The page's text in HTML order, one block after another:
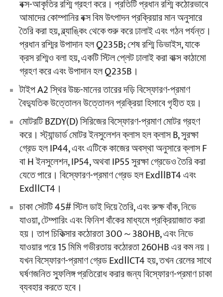
বক্স-আকৃতির রশ্মি গ্রহণ করে। প্রতিটি প্রধান রশ্মি কঠোরভাবে
আমাদের কোম্পানির বক্স বিম উৎপাদন প্রক্রিয়ার মান অনুসারে
তৈরি করা হয়, ব্ল্যাঙ্কিং থেকে শুরু করে ঢালাই এবং গঠন পর্যন্ত।
প্রধান রশ্মির উপাদান হল Q235B; শেষ রশ্মি ডিভাইস, যাকে
ক্রস রশ্মিও বলা হয়, একটি স্টিল প্লেট ঢালাই করা বাক্স কাঠামো
গ্রহণ করে এবং উপাদান হল Q235B।
টাইপ A2 স্থির উচ্চ-মানের তারের দড়ি বিস্ফোরণ-প্রমাণ
বৈদ্যুতিক উত্তোলন উত্তোলন প্রক্রিয়া হিসাবে গৃহীত হয়।
মোটরটি BZDY(D) সিরিজের বিস্ফোরণ-প্রমাণ মোটর গ্রহণ
করে। স্ট্যান্ডার্ড মোটর ইনসুলেশন ক্লাস হল ক্লাস B, সুরক্ষা
গ্রেড হল IP44, এবং এটিকে কাজের অবস্থা অনুসারে ক্লাস F
বা H ইনসুলেশন, IP54, অথবা IP55 সুরক্ষা গ্রেডেও তৈরি করা
যেতে পারে। বিস্ফোরণ-প্রমাণ গ্রেড হল ExdⅡBT4 এবং
ExdⅡCT4।
চাকা সেটটি 45# স্টিল ডাই দিয়ে তৈরি, এবং রুক্ষ বাঁক, নিভে
যাওয়া, টেম্পারিং এবং ফিনিশ বাঁকের মাধ্যমে প্রক্রিয়াজাত করা
হয়। তাপ চিকিত্সার কঠোরতা 300～380HB, এবং নিভে
যাওয়ার পরে 15 মিমি গভীরতায় কঠোরতা 260HB এর কম নয়।
যখন বিস্ফোরণ-প্রমাণ গ্রেড ExdⅡCT4 হয়, তখন রেলের সাথে
ঘর্ষণজনিত স্ফুলিঙ্গ প্রতিরোধ করার জন্য বিস্ফোরণ-প্রমাণ চাকা
ব্যবহার করতে হবে।